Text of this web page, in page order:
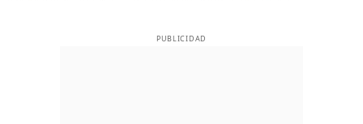
PUBLICIDAD